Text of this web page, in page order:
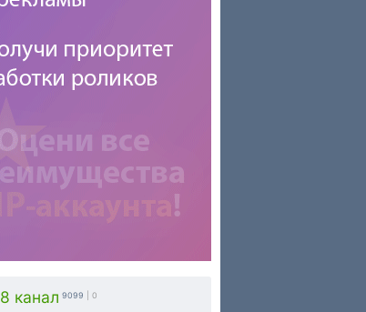
8 канал 9099 | 0